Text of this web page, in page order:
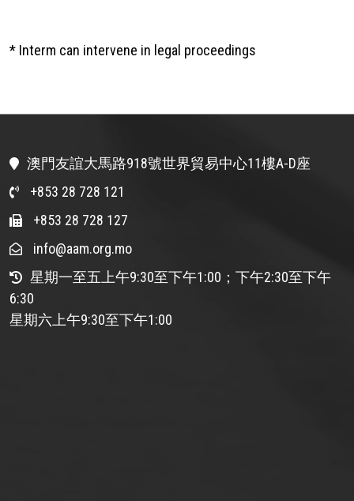
* Interm can intervene in legal proceedings
澳門友誼大馬路918號世界貿易中心11樓A-D座
+853 28 728 121
+853 28 728 127
info@aam.org.mo
星期一至五上午9:30至下午1:00；下午2:30至下午
6:30
星期六上午9:30至下午1:00